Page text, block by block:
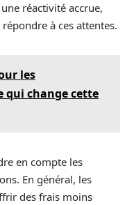
réactivité accrue,
à ces attentes.
les
qui change cette
en compte les
En général, les
des frais moins